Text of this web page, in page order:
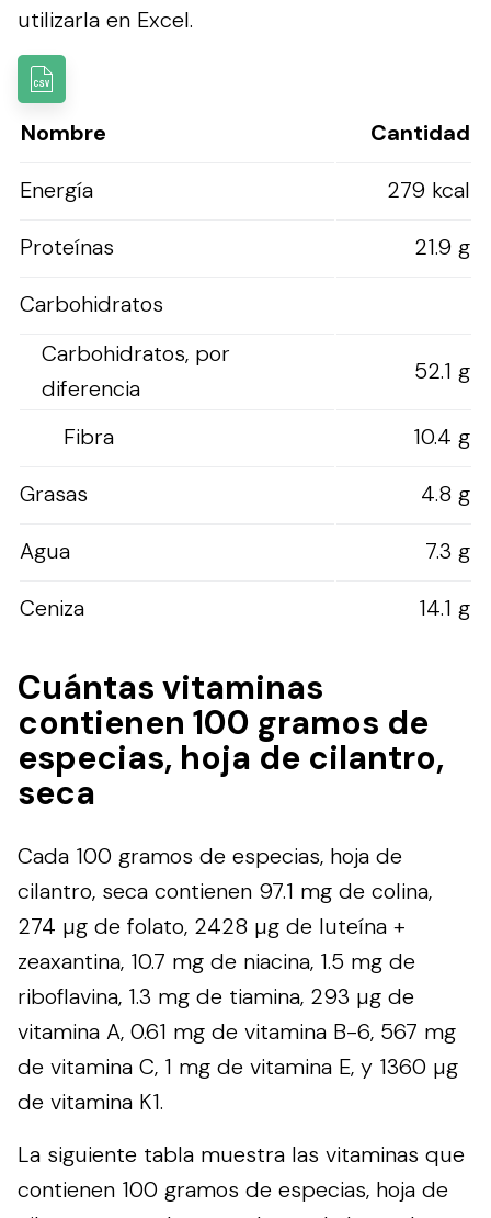
utilizarla en Excel.
Nombre
Cantidad
Energía
279 kcal
Proteínas
21.9 g
Carbohidratos
Carbohidratos, por
diferencia
52.1 g
Fibra
10.4 g
Grasas
4.8 g
Agua
7.3 g
Ceniza
14.1 g
Cuántas vitaminas
contienen 100 gramos de
especias, hoja de cilantro,
seca
Cada 100 gramos de especias, hoja de
cilantro, seca contienen 97.1 mg de colina,
274 µg de folato, 2428 µg de luteína +
zeaxantina, 10.7 mg de niacina, 1.5 mg de
riboflavina, 1.3 mg de tiamina, 293 µg de
vitamina A, 0.61 mg de vitamina B-6, 567 mg
de vitamina C, 1 mg de vitamina E, y 1360 µg
de vitamina K1.
La siguiente tabla muestra las vitaminas que
contienen 100 gramos de especias, hoja de